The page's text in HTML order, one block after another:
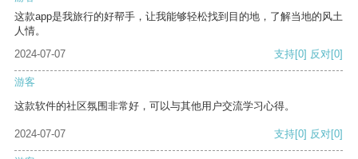
这款app是我旅行的好帮手，让我能够轻松找到目的地，了解当地的风土
人情。
2024-07-07
支持[0] 反对[0]
游客
这款软件的社区氛围非常好，可以与其他用户交流学习心得。
2024-07-07 支持[0] 反对[0]